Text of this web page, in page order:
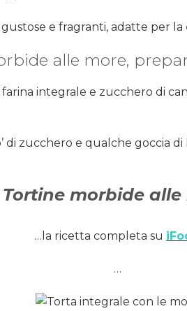
e fragranti, adatte per la
alle more,
integrale e zucchero di
zucchero e qualche goccia
Tortine morbide alle
…la ricetta completa su
…